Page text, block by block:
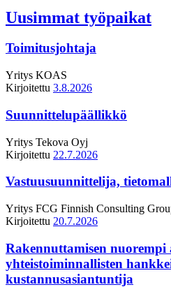
Uusimmat työpaikat
Toimitusjohtaja
Yritys KOAS
Kirjoitettu 3.8.2026
Suunnittelupäällikkö
Yritys Tekova Oyj
Kirjoitettu 22.7.2026
Vastuusuunnittelija,
Yritys FCG Finnish Consulting
Kirjoitettu 20.7.2026
Rakennuttamisen nuorempi
yhteistoiminnallisten
kustannusasiantuntija